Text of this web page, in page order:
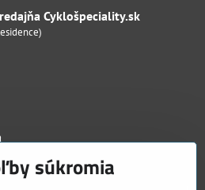
Cyklošpeciality​.sk
súkromia